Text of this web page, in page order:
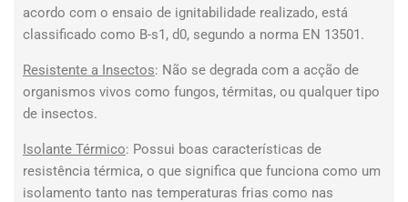
acordo com o ensaio de ignitabilidade realizado, está
classificado como B-s1, d0, segundo a norma EN 13501.
Resistente a Insectos: Não se degrada com a acção de
organismos vivos como fungos, térmitas, ou qualquer tipo
de insectos.
Isolante Térmico: Possui boas características de
resistência térmica, o que significa que funciona como um
isolamento tanto nas temperaturas frias como nas